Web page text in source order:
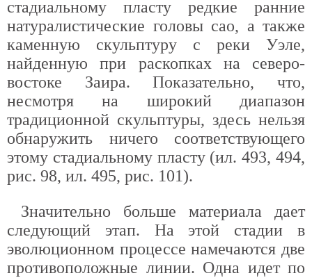
стадиальному пласту редкие ранние
натуралистические головы сао, а также
каменную скульптуру с реки Уэле,
найденную при раскопках на северо-
востоке Заира. Показательно, что,
несмотря на широкий диапазон
традиционной скульптуры, здесь нельзя
обнаружить ничего соответствующего
этому стадиальному пласту (ил. 493, 494,
рис. 98, ил. 495, рис. 101).
Значительно больше материала дает
следующий этап. На этой стадии в
эволюционном процессе намечаются две
противоположные линии. Одна идет по